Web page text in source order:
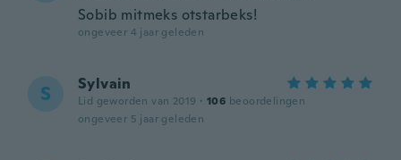
Sobib mitmeks otstarbeks!
ongeveer 4 jaar geleden
S Sylvain
Lid geworden van 2019 · 106 beoordelingen
ongeveer 5 jaar geleden